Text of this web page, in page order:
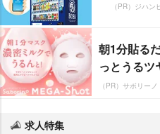
（PR）ジハン
朝1分貼る
っとうるツ
（PR）サボリーノ
求人特集